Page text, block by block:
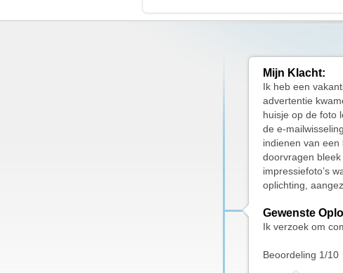
Mijn Klacht:
Ik heb een
advertentie
huisje op de foto
de e-
indienen van
doorvragen
impressiefoto’s
oplichting,
Gewenste
Ik verzoek om
Beoordeling 1/10